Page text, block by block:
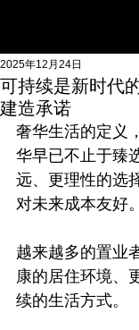
可持续是新时代
建造承诺
2025年12月24日
奢华生活的定义
华早已不止于臻
远、更理性的选
对未来成本友好。
越来越多的置业
康的居住环境、
续的生活方式。